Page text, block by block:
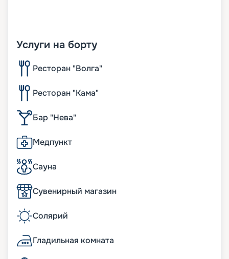
Услуги на борту
Ресторан "Волга"
Ресторан "Кама"
Бар "Нева"
Медпункт
Сауна
Сувенирный магазин
Солярий
Гладильная комната